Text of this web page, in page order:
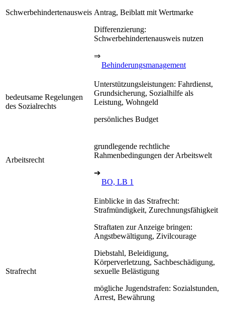
Schwerbehindertenausweis Antrag, Beiblatt mit Wertmarke
Differenzierung:
Schwerbehindertenausweis nutzen
⇒
Behinderungsmanagement
bedeutsame Regelungen
des Sozialrechts
Unterstützungsleistungen: Fahrdienst,
Grundsicherung, Sozialhilfe als
Leistung, Wohngeld
persönliches Budget
Arbeitsrecht
grundlegende rechtliche
Rahmenbedingungen der Arbeitswelt
➔
BO, LB 1
Strafrecht
Einblicke in das Strafrecht:
Strafmündigkeit, Zurechnungsfähigkeit
Straftaten zur Anzeige bringen:
Angstbewältigung, Zivilcourage
Diebstahl, Beleidigung,
Körperverletzung, Sachbeschädigung,
sexuelle Belästigung
mögliche Jugendstrafen: Sozialstunden,
Arrest, Bewährung